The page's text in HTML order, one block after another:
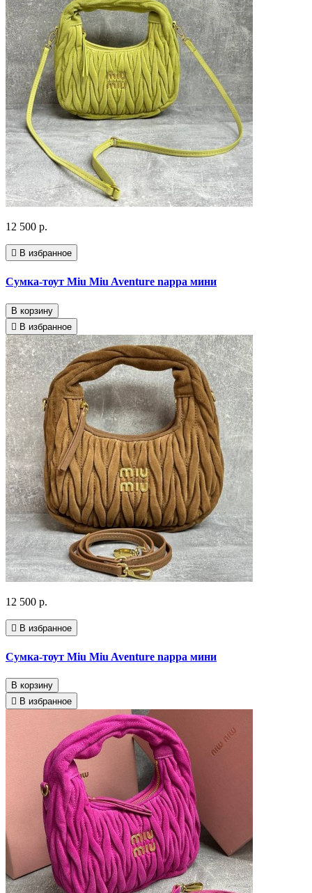
12 500 р.
В избранное
Сумка-тоут Miu Miu Aventure nappa мини
В корзину
В избранное
12 500 р.
В избранное
Сумка-тоут Miu Miu Aventure nappa мини
В корзину
В избранное